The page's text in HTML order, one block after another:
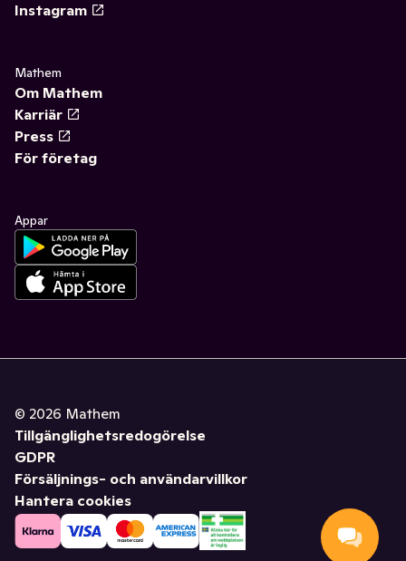
Instagram
Mathem
Om Mathem
Karriär
Press
För företag
Appar
© 2026 Mathem
Tillgänglighetsredogörelse
GDPR
Försäljnings- och användarvillkor
Hantera cookies